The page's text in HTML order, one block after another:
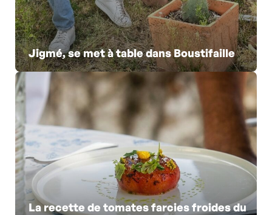
Jigmé, se met à table dans Boustifaille
La recette de tomates farcies froides du